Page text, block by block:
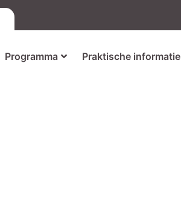
Programma Praktische informatie